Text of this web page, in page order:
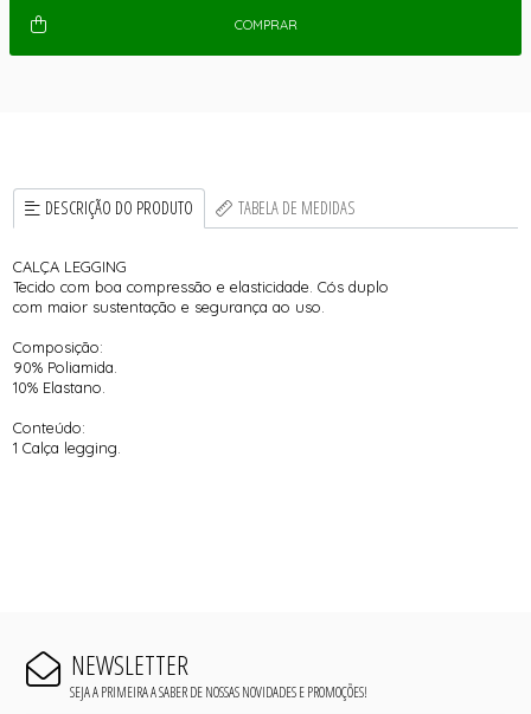
COMPRAR
DESCRIÇÃO DO PRODUTO TABELA DE MEDIDAS
CALÇA LEGGING
Tecido com boa compressão e elasticidade. Cós duplo
com maior sustentação e segurança ao uso.
Composição:
90% Poliamida.
10% Elastano.
Conteúdo:
1 Calça legging.
NEWSLETTER
SEJA A PRIMEIRA A SABER DE NOSSAS NOVIDADES E PROMOÇÕES!